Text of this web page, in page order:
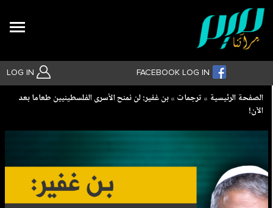
LOG IN FACEBOOK LOG IN
بحث متقدم
Breadcrumb
الصفحة الرئيسية ترجمات
بن غفير: لن نمنح الأسرى الفلسطينيين طعاما بعد
الآن!